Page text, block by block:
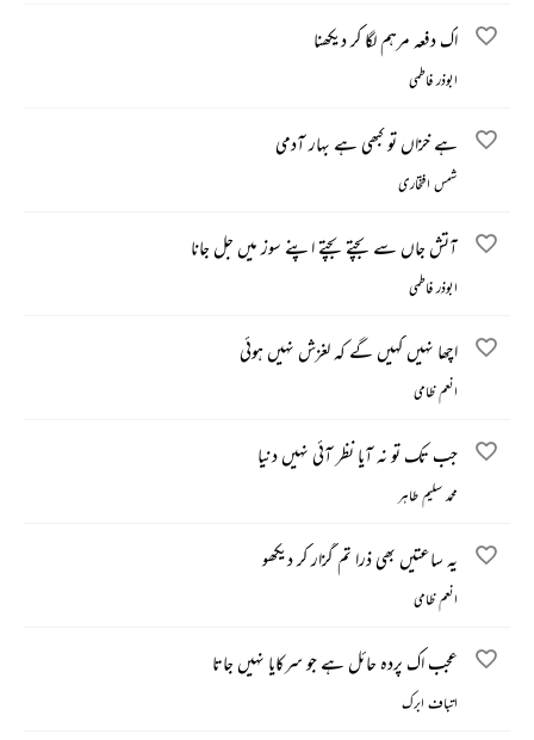
اک دفعہ مرہم لگا کر دیکھنا
ابوذر فاطمی
ہے خزاں تو کبھی ہے بہار آدمی
شمس افتخاری
آتش جاں سے بچتے بچتے اپنے سوز میں جل جانا
ابوذر فاطمی
اچھا نہیں کہیں گے کہ لغزش نہیں ہوئی
انعم ظامی
جب تک تو نہ آیا نظر آئی نہیں دنیا
محمد سلیم طاہر
یہ ساعتیں بھی ذرا تم گزار کر دیکھو
انعم ظامی
عجب اک پردہ حائل ہے جو سرکایا نہیں جاتا
اتباف ابرک